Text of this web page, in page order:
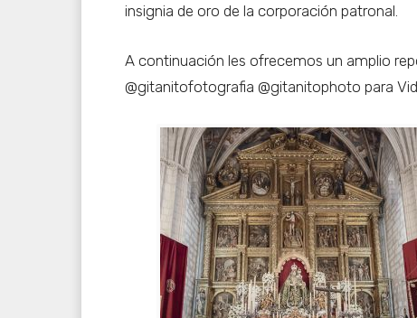
insignia de oro de la corporación patronal.
A continuación les ofrecemos un amplio
@gitanitofotografia @gitanitophoto para